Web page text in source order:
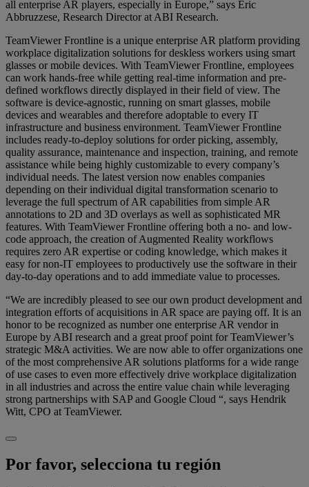
all enterprise AR players, especially in Europe,” says Eric
Abbruzzese, Research Director at ABI Research.
TeamViewer Frontline is a unique enterprise AR platform providing
workplace digitalization solutions for deskless workers using smart
glasses or mobile devices. With TeamViewer Frontline, employees
can work hands-free while getting real-time information and pre-
defined workflows directly displayed in their field of view. The
software is device-agnostic, running on smart glasses, mobile
devices and wearables and therefore adoptable to every IT
infrastructure and business environment. TeamViewer Frontline
includes ready-to-deploy solutions for order picking, assembly,
quality assurance, maintenance and inspection, training, and remote
assistance while being highly customizable to every company’s
individual needs. The latest version now enables companies
depending on their individual digital transformation scenario to
leverage the full spectrum of AR capabilities from simple AR
annotations to 2D and 3D overlays as well as sophisticated MR
features. With TeamViewer Frontline offering both a no- and low-
code approach, the creation of Augmented Reality workflows
requires zero AR expertise or coding knowledge, which makes it
easy for non-IT employees to productively use the software in their
day-to-day operations and to add immediate value to processes.
“We are incredibly pleased to see our own product development and
integration efforts of acquisitions in AR space are paying off. It is an
honor to be recognized as number one enterprise AR vendor in
Europe by ABI research and a great proof point for TeamViewer’s
strategic M&A activities. We are now able to offer organizations one
of the most comprehensive AR solutions platforms for a wide range
of use cases to even more effectively drive workplace digitalization
in all industries and across the entire value chain while leveraging
strong partnerships with SAP and Google Cloud “, says Hendrik
Witt, CPO at TeamViewer.
Por favor, selecciona tu región